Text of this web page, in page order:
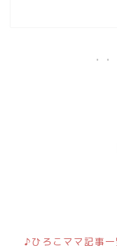
♪ひろこママ記事